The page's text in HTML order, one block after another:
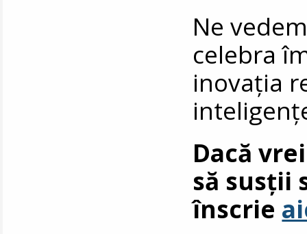
Ne
celebra
inovația
Dacă
să susții
înscrie